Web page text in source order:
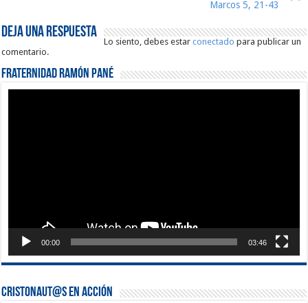
Marcos 5, 21-43
Deja una respuesta
Lo siento, debes estarconectado para publicar un
comentario.
Fraternidad Ramón Pané
00:00 03:46
Cristonaut@s en Acción